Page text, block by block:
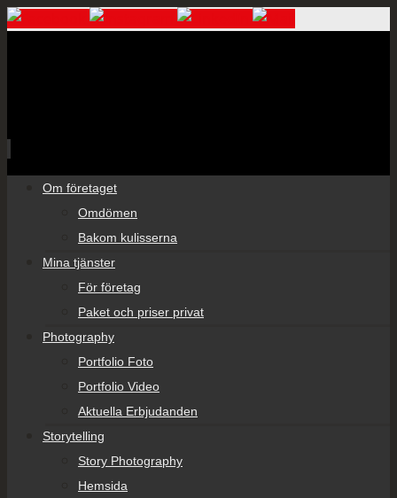
Om företaget
Omdömen
Bakom kulisserna
Mina tjänster
För företag
Paket och priser privat
Photography
Portfolio Foto
Portfolio Video
Aktuella Erbjudanden
Storytelling
Story Photography
Hemsida